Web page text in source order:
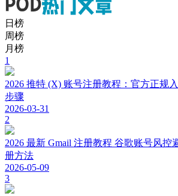
日榜
周榜
月榜
1
2026 推特 (X) 账号注册教程：官方正规
步骤
2026-03-31
2
2026 最新 Gmail 注册教程 谷歌账号风控
册方法
2026-05-09
3